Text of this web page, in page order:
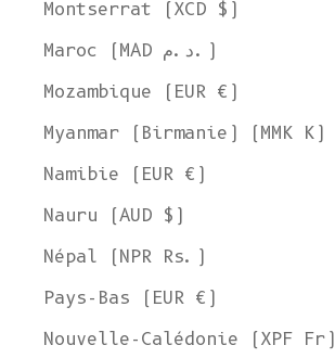
Montserrat (XCD $)
Maroc (MAD د.م.)
Mozambique (EUR €)
Myanmar (Birmanie) (MMK K)
Namibie (EUR €)
Nauru (AUD $)
Népal (NPR Rs.)
Pays-Bas (EUR €)
Nouvelle-Calédonie (XPF Fr)
Welcome to L'ENVERS
It seems that you are in
Ship to
United States
Language